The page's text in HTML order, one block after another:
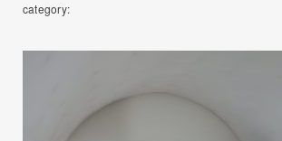
category: